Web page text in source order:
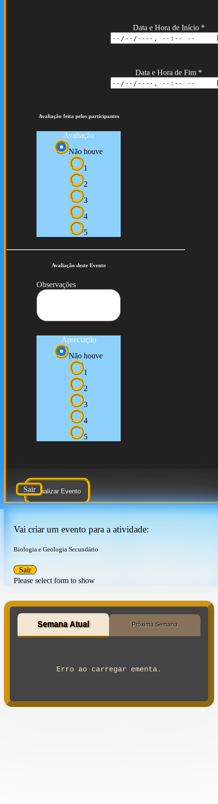
Data e Hora de Início *
Data e Hora de Fim *
Avaliação feita pelos participantes
Avaliação
Não houve
1
2
3
4
5
Avaliação deste Evento
Observações
Apreciação
Não houve
1
2
3
4
5
Atualizar Evento
Sair
Vai criar um evento para a atividade:
Biologia e Geologia Secundário
Please select form to show
Sair
Semana Atual Próxima Semana
Erro ao carregar ementa.